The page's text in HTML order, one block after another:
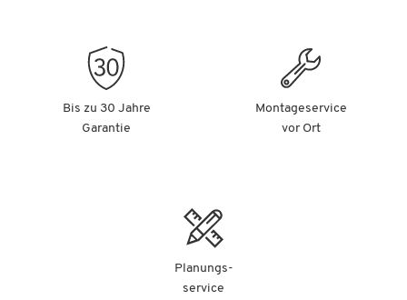
Bis zu 30 Jahre
Garantie
Montageservice
vor Ort
Planungs-
service